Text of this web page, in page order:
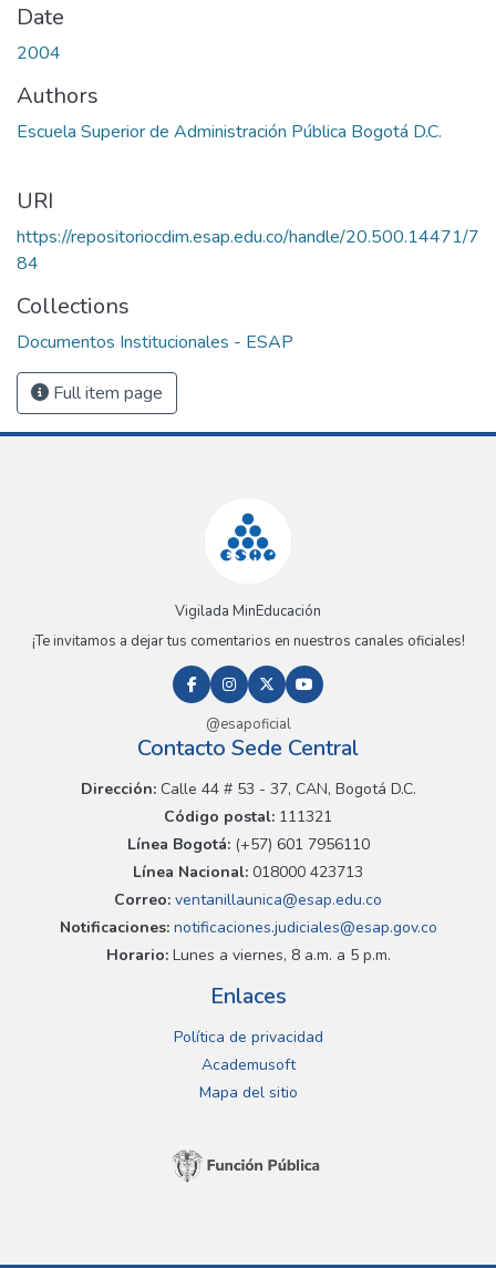
Date
2004
Authors
Escuela Superior de Administración Pública Bogotá D.C.
URI
https://repositoriocdim.esap.edu.co/handle/20.500.14471/7
84
Collections
Documentos Institucionales - ESAP
Full item page
Vigilada MinEducación
¡Te invitamos a dejar tus comentarios en nuestros canales oficiales!
@esapoficial
Contacto Sede Central
Dirección:Calle 44 # 53 - 37, CAN, Bogotá D.C.
Código postal: 111321
Línea Bogotá:(+57) 601 7956110
Línea Nacional: 018000 423713
Correo: ventanillaunica@esap.edu.co
Notificaciones:notificaciones.judiciales@esap.gov.co
Horario:Lunes a viernes, 8 a.m. a 5 p.m.
Enlaces
Política de privacidad
Academusoft
Mapa del sitio